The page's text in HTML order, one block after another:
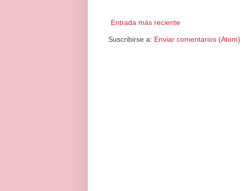
Entrada más reciente
Suscribirse a: Enviar comentarios (Atom)